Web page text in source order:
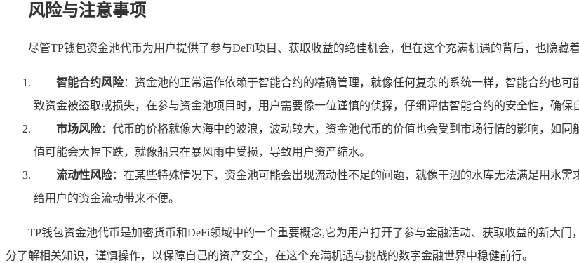
风险与注意事项
尽管TP钱包资金池代币为用户提供了参与DeFi项目、获取收益的绝佳机会，但在这个充满机遇的背后，也隐藏着
智能合约风险：资金池的正常运作依赖于智能合约的精确管理，就像任何复杂的系统一样，智能合约也
致资金被盗取或损失，在参与资金池项目时，用户需要像一位谨慎的侦探，仔细评估智能合约的安全性，确保
市场风险：代币的价格就像大海中的波浪，波动较大，资金池代币的价值也会受到市场行情的影响，如
值可能会大幅下跌，就像船只在暴风雨中受损，导致用户资产缩水。
流动性风险：在某些特殊情况下，资金池可能会出现流动性不足的问题，就像干涸的水库无法满足用水
给用户的资金流动带来不便。
TP钱包资金池代币是加密货币和DeFi领域中的一个重要概念,它为用户打开了参与金融活动、获取收益的新大
分了解相关知识，谨慎操作，以保障自己的资产安全，在这个充满机遇与挑战的数字金融世界中稳健前行。